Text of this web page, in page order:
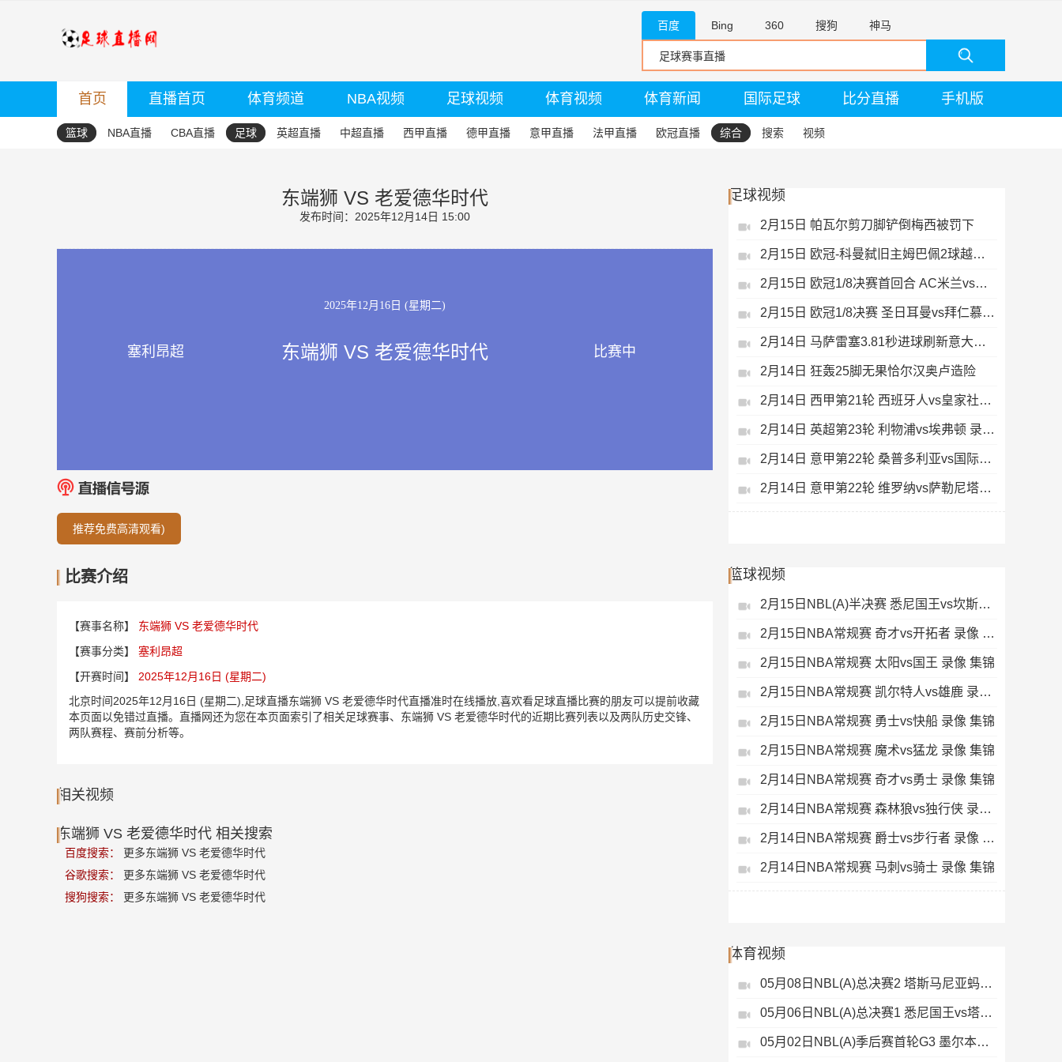
百度 Bing 360 搜狗 神马
首页 直播首页 体育频道 NBA视频 足球视频 体育视频 体育新闻 国际足球 比分直播 手机版
篮球 NBA直播 CBA直播 足球 英超直播 中超直播 西甲直播 德甲直播 意甲直播 法甲直播 欧冠直播 综合 搜索 视频
东端狮 VS 老爱德华时代
发布时间：2025年12月14日 15:00
2025年12月16日 (星期二)
塞利昂超 东端狮 VS 老爱德华时代 比赛中
推荐免费高清观看)
比赛介绍
【赛事名称】
东端狮 VS 老爱德华时代
【赛事分类】
塞利昂超
【开赛时间】
2025年12月16日 (星期二)
北京时间2025年12月16日 (星期二),足球直播东端狮 VS 老爱德华时代直播准时在线播放,喜欢看足球直播比赛的朋友可以提前收藏
本页面以免错过直播。直播网还为您在本页面索引了相关足球赛事、东端狮 VS 老爱德华时代的近期比赛列表以及两队历史交锋、
两队赛程、赛前分析等。
相关视频
东端狮 VS 老爱德华时代 相关搜索
百度搜索：
更多东端狮 VS 老爱德华时代
谷歌搜索：
更多东端狮 VS 老爱德华时代
搜狗搜索：
更多东端狮 VS 老爱德华时代
足球视频
2月15日 帕瓦尔剪刀脚铲倒梅西被罚下
2月15日 欧冠-科曼弑旧主姆巴佩2球越位无效
2月15日 欧冠1/8决赛首回合 AC米兰vs热刺 录像 集锦
2月15日 欧冠1/8决赛 圣日耳曼vs拜仁慕尼黑 录像 集锦
2月14日 马萨雷塞3.81秒进球刷新意大利历史
2月14日 狂轰25脚无果恰尔汉奥卢造险
2月14日 西甲第21轮 西班牙人vs皇家社会 录像 集锦
2月14日 英超第23轮 利物浦vs埃弗顿 录像 集锦
2月14日 意甲第22轮 桑普多利亚vs国际米兰 录像 集锦
2月14日 意甲第22轮 维罗纳vs萨勒尼塔纳 录像 集锦
篮球视频
2月15日NBL(A)半决赛 悉尼国王vs坎斯大班 录像 集锦
2月15日NBA常规赛 奇才vs开拓者 录像 集锦
2月15日NBA常规赛 太阳vs国王 录像 集锦
2月15日NBA常规赛 凯尔特人vs雄鹿 录像 集锦
2月15日NBA常规赛 勇士vs快船 录像 集锦
2月15日NBA常规赛 魔术vs猛龙 录像 集锦
2月14日NBA常规赛 奇才vs勇士 录像 集锦
2月14日NBA常规赛 森林狼vs独行侠 录像 集锦
2月14日NBA常规赛 爵士vs步行者 录像 集锦
2月14日NBA常规赛 马刺vs骑士 录像 集锦
体育视频
05月08日NBL(A)总决赛2 塔斯马尼亚蚂蚁vs悉尼国王 录像
05月06日NBL(A)总决赛1 悉尼国王vs塔斯马尼亚蚂蚁 全场录像
05月02日NBL(A)季后赛首轮G3 墨尔本联 - 塔斯马尼亚蚂蚁 录像集锦